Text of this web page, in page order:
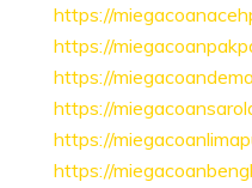
https://
https://
https://
https://
https://
https://